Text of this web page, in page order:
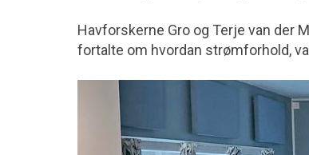
Havforskerne Gro og Terje van der
fortalte om hvordan strømforhold,